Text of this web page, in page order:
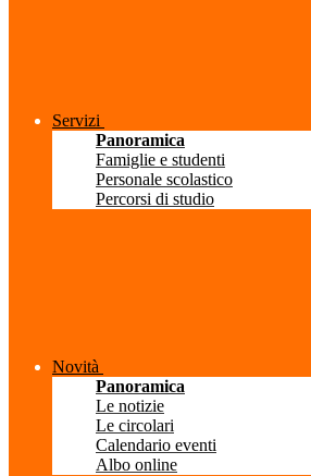
Servizi
Panoramica
Famiglie e studenti
Personale scolastico
Percorsi di studio
Novità
Panoramica
Le notizie
Le circolari
Calendario eventi
Albo online